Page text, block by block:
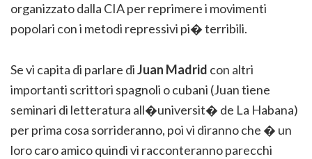
organizzato dalla CIA per reprimere i movimenti
popolari con i metodi repressivi pi� terribili.
Se vi capita di parlare diJuan Madrid con altri
importanti scrittori spagnoli o cubani (Juan tiene
seminari di letteratura all�universit� de La Habana)
per prima cosa sorrideranno, poi vi diranno che � un
loro caro amico quindi vi racconteranno parecchi